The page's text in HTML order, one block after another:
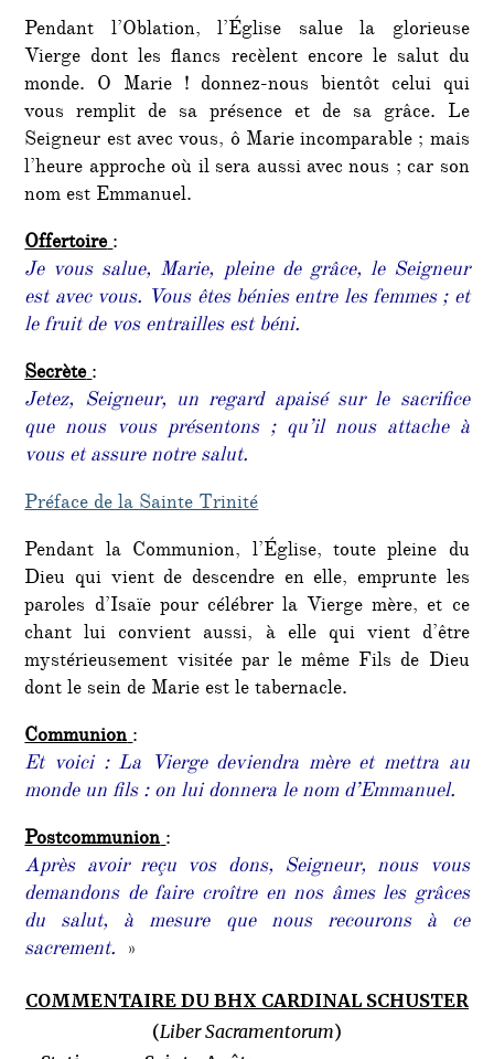
Pendant l’Oblation, l’Église salue la glorieuse
Vierge dont les flancs recèlent encore le salut du
monde. O Marie ! donnez-nous bientôt celui qui
vous remplit de sa présence et de sa grâce. Le
Seigneur est avec vous, ô Marie incomparable ; mais
l’heure approche où il sera aussi avec nous ; car son
nom est Emmanuel.
Offertoire:
Je vous salue, Marie, pleine de grâce, le Seigneur
est avec vous. Vous êtes bénies entre les femmes ; et
le fruit de vos entrailles est béni.
Secrète:
Jetez, Seigneur, un regard apaisé sur le sacrifice
que nous vous présentons ; qu’il nous attache à
vous et assure notre salut.
Préface de la Sainte Trinité
Pendant la Communion, l’Église, toute pleine du
Dieu qui vient de descendre en elle, emprunte les
paroles d’Isaïe pour célébrer la Vierge mère, et ce
chant lui convient aussi, à elle qui vient d’être
mystérieusement visitée par le même Fils de Dieu
dont le sein de Marie est le tabernacle.
Communion:
Et voici : La Vierge deviendra mère et mettra au
monde un fils : on lui donnera le nom d’Emmanuel.
Postcommunion:
Après avoir reçu vos dons, Seigneur, nous vous
demandons de faire croître en nos âmes les grâces
du salut, à mesure que nous recourons à ce
sacrement. »
COMMENTAIRE DU BHX CARDINAL SCHUSTER
(Liber Sacramentorum)